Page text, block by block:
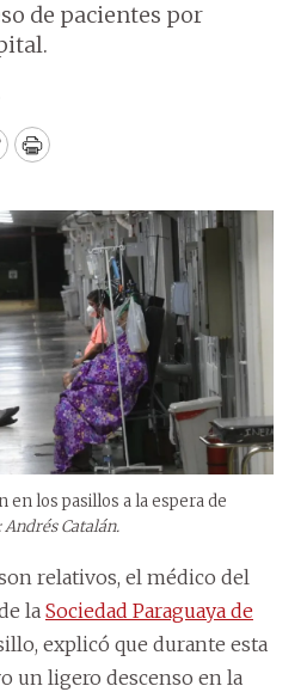
de pacientes por
Print
en los pasillos a la espera de
Andrés Catalán.
relativos, el médico del
la Sociedad Paraguaya de
explicó que durante esta
un ligero descenso en la